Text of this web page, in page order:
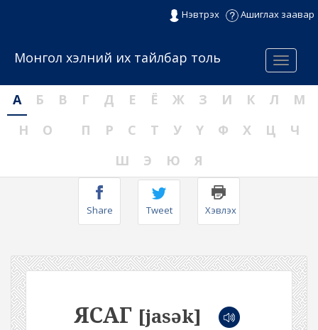
Нэвтрэх Ашиглах заавар
Menu
Монгол хэлний их тайлбар толь
А Б В Г Д Е Ё Ж З И К Л
М
Н
О П Р С Т У Ү Ф Х Ц
Ч
Ш
Э Ю Я
Share Tweet Хэвлэх
ЯСАГ [jasək]